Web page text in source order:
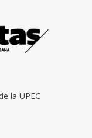
la UPEC